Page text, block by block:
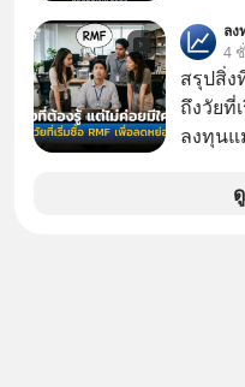
ล
4
สรุปสิ่ง
ถึงวัยที่
ลงทุนแ